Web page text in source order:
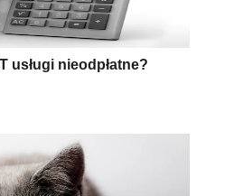
usługi nieodpłatne?